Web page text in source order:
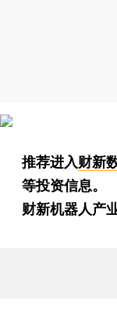
推荐进入财新
等投资信息。
财新机器人产